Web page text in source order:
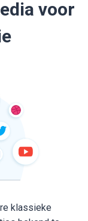
voor
klassieke